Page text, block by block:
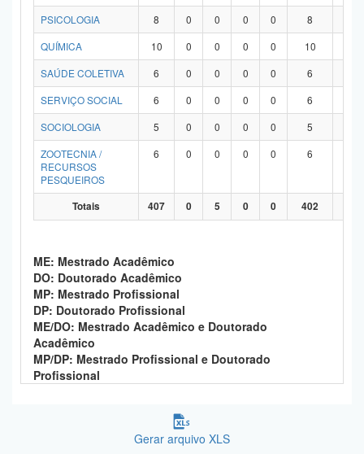
PSICOLOGIA 8 0 0 0 0 8
QUÍMICA
10 0 0 0 0 10
SAÚDE COLETIVA
6 0 0 0 0 6
SERVIÇO SOCIAL
6 0 0 0 0 6
SOCIOLOGIA
5 0 0 0 0 5
ZOOTECNIA /
RECURSOS
PESQUEIROS
6 0 0 0 0 6
Totais 407 0 5 0 0 402
ME: Mestrado Acadêmico
DO: Doutorado Acadêmico
MP: Mestrado Profissional
DP: Doutorado Profissional
ME/DO: Mestrado Acadêmico e Doutorado
Acadêmico
MP/DP: Mestrado Profissional e Doutorado
Profissional
Gerar arquivo XLS